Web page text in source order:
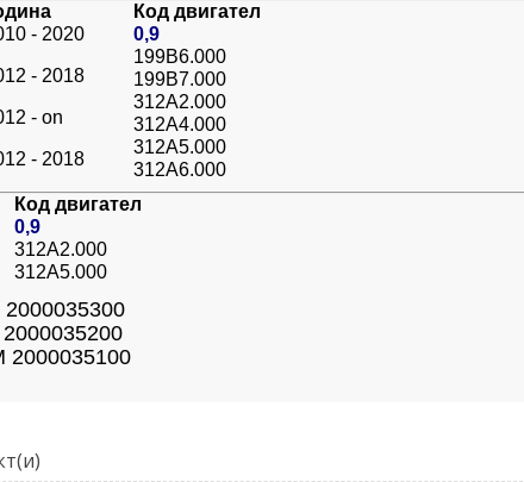
Код двигател
- 2020
0,9
199B6.000
199B7.000
312A2.000
312A4.000
312A5.000
312A6.000
- 2018
- on
- 2018
Код двигател
0,9
312A2.000
312A5.000
2000035100